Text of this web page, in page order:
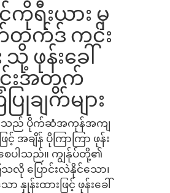
ကိုရီးယား မှ
က်ဒ် ကင်း
သို့ ဖုန်းခေါ်
င်းအတွက်
ြုချက်များ
သည် ပိုက်ဆံအကုန်အကျ
င့် အချိန် ပိုကြာကြာ ဖုန်း
စေပါသည်။ ကျွန်ုပ်တို့၏
လို ပြောင်းလဲနိုင်သော၊
နှုန်းထားဖြင့် ဖုန်းခေါ်